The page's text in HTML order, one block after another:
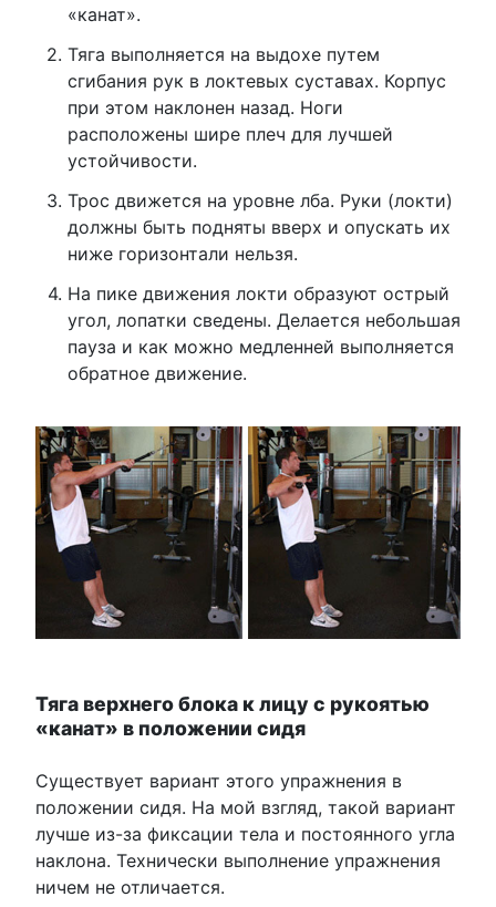
«канат».
Тяга выполняется на выдохе путем
сгибания рук в локтевых суставах. Корпус
при этом наклонен назад. Ноги
расположены шире плеч для лучшей
устойчивости.
Трос движется на уровне лба. Руки (локти)
должны быть подняты вверх и опускать их
ниже горизонтали нельзя.
На пике движения локти образуют острый
угол, лопатки сведены. Делается небольшая
пауза и как можно медленней выполняется
обратное движение.
Тяга верхнего блока к лицу с рукоятью
«канат» в положении сидя
Существует вариант этого упражнения в
положении сидя. На мой взгляд, такой вариант
лучше из-за фиксации тела и постоянного угла
наклона. Технически выполнение упражнения
ничем не отличается.